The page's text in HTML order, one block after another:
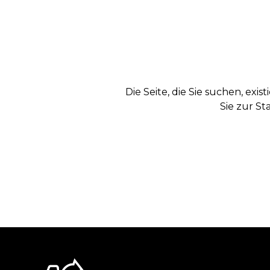
Die Seite, die Sie suchen,
Sie zur